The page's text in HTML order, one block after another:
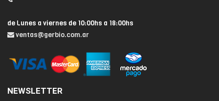
de Lunes a viernes de 10:00hs a 18:00hs
ventas@gerbio.com.ar
NEWSLETTER